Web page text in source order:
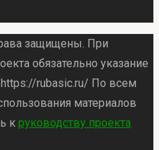
защищены. При
обязательно указание
rubasic.ru/ По всем
материалов
к руководству проекта